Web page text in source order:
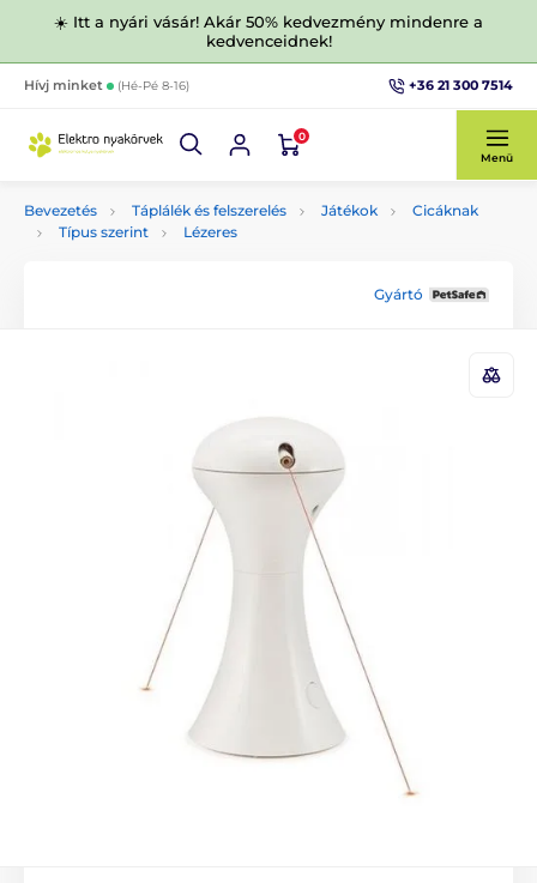
☀️ Itt a nyári vásár! Akár 50% kedvezmény mindenre a
kedvenceidnek!
Hívj minket (Hé-Pé 8-16) +36 21 300 7514
0
Menü
Bevezetés Táplálék és felszerelés Játékok
Cicáknak
Típus szerint
Lézeres
Gyártó